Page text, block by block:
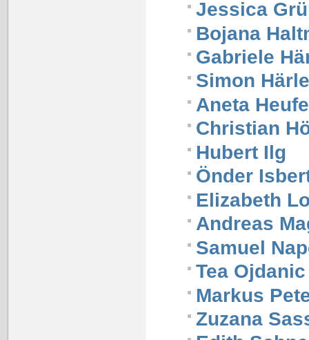
Jessica
Bojana
Gabriele
Simon Härle
Aneta
Christian
Hubert Ilg
Önder
Elizabeth
Andreas
Samuel
Tea Ojdanic
Markus
Zuzana